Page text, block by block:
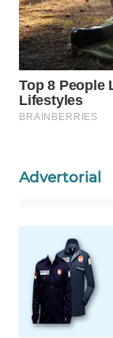
Advertorial
WAHANA
UMKM
WAHANA
SELEB
PERSONA
OTOMOTIF
WAHANA
HEALTH
WAHANA